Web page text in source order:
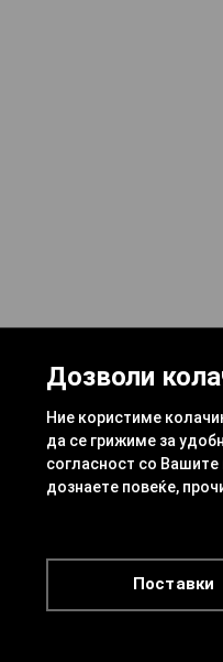
Дозволи
Ние користиме
да се грижиме за
согласност со
дознаете повеќе,
Поставки